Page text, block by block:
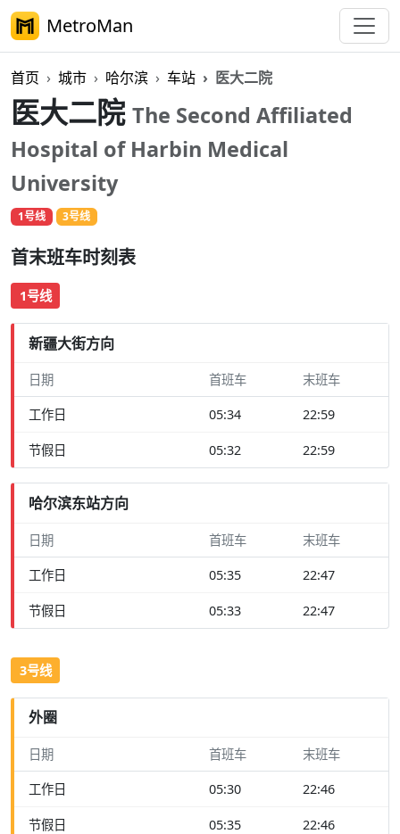
MetroMan
首页 城市 哈尔滨 车站 医大二院
医大二院 The Second Affiliated
Hospital of Harbin Medical
University
1号线 3号线
首末班车时刻表
1号线
新疆大街方向
日期 首班车 末班车
工作日 05:34 22:59
节假日 05:32 22:59
哈尔滨东站方向
日期 首班车 末班车
工作日 05:35 22:47
节假日 05:33 22:47
3号线
外圈
日期 首班车 末班车
工作日 05:30 22:46
节假日 05:35 22:46